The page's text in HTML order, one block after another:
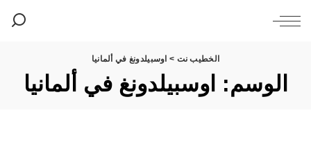
الخطيب نت > اوسبيلدونغ في ألمانيا
الوسم: اوسبيلدونغ في ألمانيا